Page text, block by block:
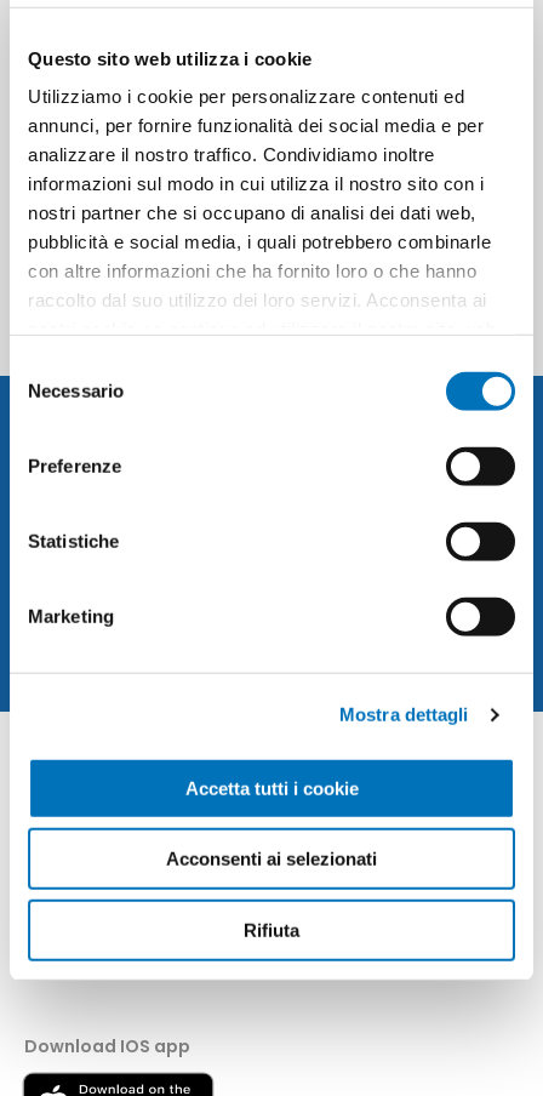
Questo sito web utilizza i cookie
Utilizziamo i cookie per personalizzare contenuti ed
annunci, per fornire funzionalità dei social media e per
analizzare il nostro traffico. Condividiamo inoltre
informazioni sul modo in cui utilizza il nostro sito con i
nostri partner che si occupano di analisi dei dati web,
pubblicità e social media, i quali potrebbero combinarle
con altre informazioni che ha fornito loro o che hanno
raccolto dal suo utilizzo dei loro servizi. Acconsenta ai
delNecessario
Preferenze
Statistiche
Marketing
Mostra dettagli
Accetta tutti i cookie
Acconsenti ai selezionati
Rifiuta
DELICE SUPER TANNING SUN
VAPORIZER 500 ML
CATEGORIES
POPULAR TAGS
INFORMATION
CUSTOMER SERVICE
Download IOS app